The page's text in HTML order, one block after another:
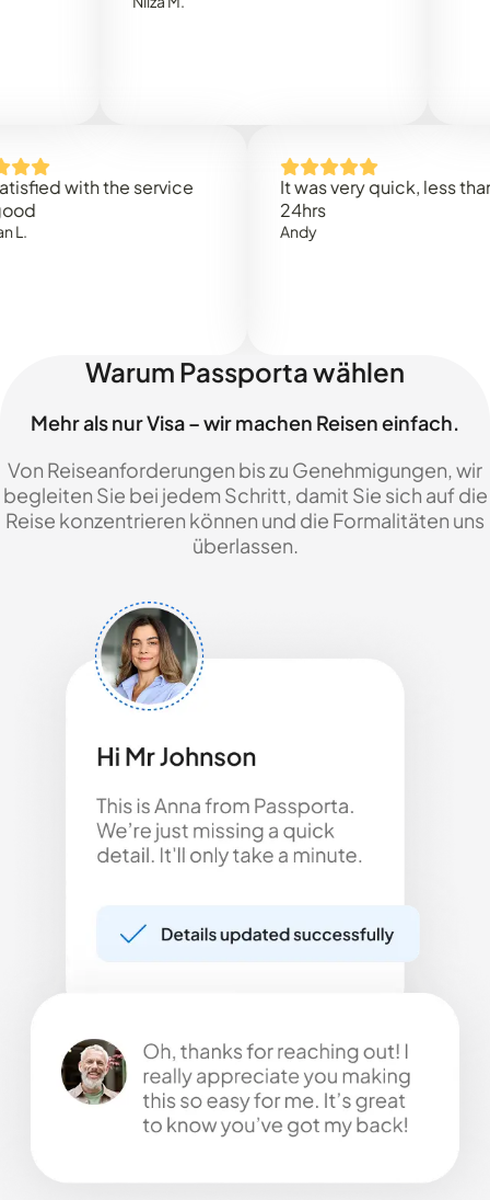
with the service
It was very quick, less than
Warum Passporta wählen
Mehr als nur Visa – wir machen Reisen einfach.
Von Reiseanforderungen bis zu Genehmigungen, wir
begleiten Sie bei jedem Schritt, damit Sie sich auf die
Reise konzentrieren können und die Formalitäten uns
überlassen.